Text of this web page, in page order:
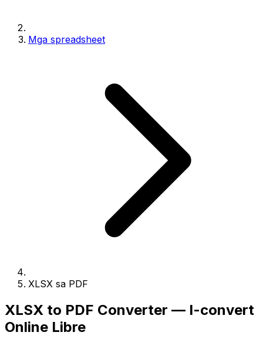
Mga spreadsheet
XLSX sa PDF
XLSX to PDF Converter — I-convert
Online Libre